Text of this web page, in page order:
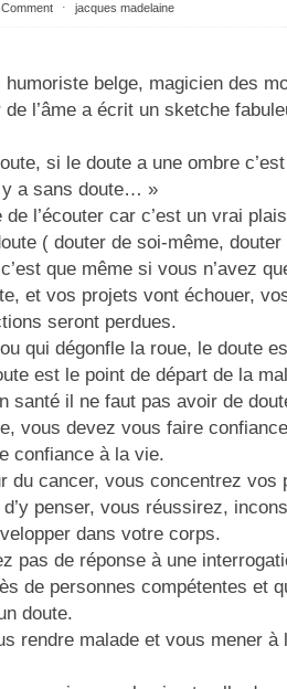
⋅ jacques madelaine
humoriste belge, magicien des
l’âme a écrit un sketche
si le doute a une ombre
a sans doute… »
l’écouter car c’est un vrai
( douter de soi-même,
que même si vous n’avez
et vos projets vont échouer,
seront perdues.
qui dégonfle la roue, le doute
est le point de départ de la
santé il ne faut pas avoir de
vous devez vous faire
confiance à la vie.
du cancer, vous concentrez vos
penser, vous réussirez,
dans votre corps.
pas de réponse à une
de personnes compétentes et
doute.
rendre malade et vous mener à